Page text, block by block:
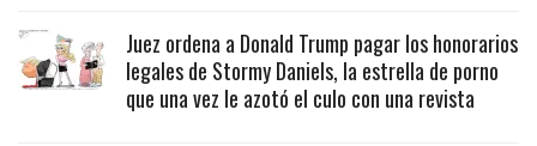
Juez ordena a Donald Trump pagar los honorarios
legales de Stormy Daniels, la estrella de porno
que una vez le azotó el culo con una revista